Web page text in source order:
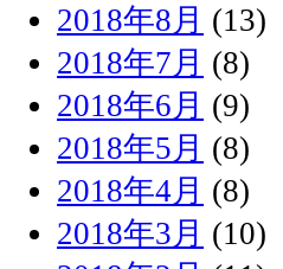
2018年8月 (13)
2018年7月 (8)
2018年6月 (9)
2018年5月 (8)
2018年4月 (8)
2018年3月 (10)